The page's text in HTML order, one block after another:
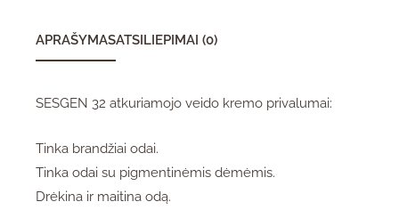
APRAŠYMASATSILIEPIMAI (0)
SESGEN 32 atkuriamojo veido kremo privalumai:
Tinka brandžiai odai.
Tinka odai su pigmentinėmis dėmėmis.
Drėkina ir maitina odą.